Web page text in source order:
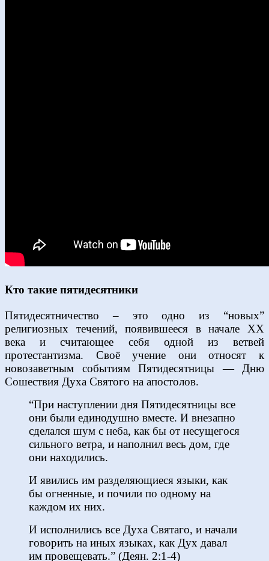
Кто такие пятидесятники
Пятидесятничество – это одно из “новых”
религиозных течений, появившееся в начале ХХ
века и считающее себя одной из ветвей
протестантизма. Своё учение они относят к
новозаветным событиям Пятидесятницы — Дню
Сошествия Духа Святого на апостолов.
“При наступлении дня Пятидесятницы все
они были единодушно вместе. И внезапно
сделался шум с неба, как бы от несущегося
сильного ветра, и наполнил весь дом, где
они находились.
И явились им разделяющиеся языки, как
бы огненные, и почили по одному на
каждом их них.
И исполнились все Духа Святаго, и начали
говорить на иных языках, как Дух давал
им провещевать.” (Деян. 2:1-4)